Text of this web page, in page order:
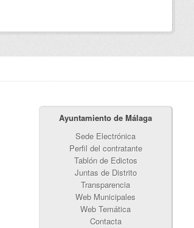
Ayuntamiento de Málaga
Sede Electrónica
Perfil del contratante
Tablón de Edictos
Juntas de Distrito
Transparencia
Web Municipales
Web Temática
Contacta